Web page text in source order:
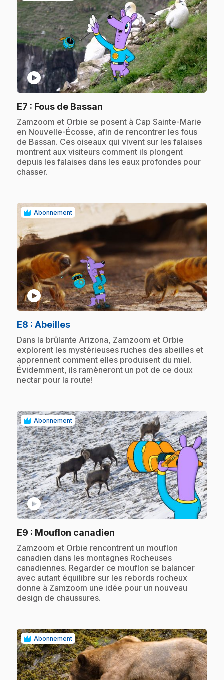
play_circle
E7 : Fous de Bassan
.Zamzoom et Orbie se posent à Cap Sainte-Marie
en Nouvelle-Écosse, afin de rencontrer les fous
de Bassan. Ces oiseaux qui vivent sur les falaises
montrent aux visiteurs comment ils plongent
depuis les falaises dans les eaux profondes pour
chasser.
Abonnement
play_circle
E8 : Abeilles.
.Dans la brûlante Arizona, Zamzoom et Orbie
explorent les mystérieuses ruches des abeilles et
apprennent comment elles produisent du miel.
Évidemment, ils ramèneront un pot de ce doux
nectar pour la route!
Abonnement
play_circle
E9 : Mouflon canadien
.Zamzoom et Orbie rencontrent un mouflon
canadien dans les montagnes Rocheuses
canadiennes. Regarder ce mouflon se balancer
avec autant équilibre sur les rebords rocheux
donne à Zamzoom une idée pour un nouveau
design de chaussures.
Abonnement